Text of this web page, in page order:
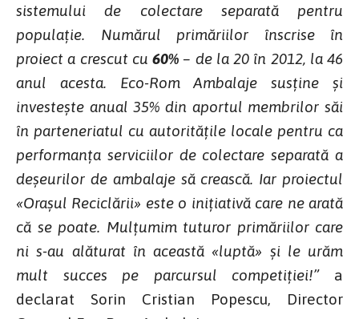
sistemului de colectare separată pentru
populație. Numărul primăriilor înscrise în
proiect a crescut cu 60% – de la 20 în 2012, la 46
anul acesta. Eco-Rom Ambalaje susține și
investește anual 35% din aportul membrilor săi
în parteneriatul cu autoritățile locale pentru ca
performanța serviciilor de colectare separată a
deșeurilor de ambalaje să crească. Iar proiectul
«Orașul Reciclării» este o inițiativă care ne arată
că se poate. Mulțumim tuturor primăriilor care
ni s-au alăturat în această «luptă» și le urăm
mult succes pe parcursul competiției!”
a
declarat Sorin Cristian Popescu, Director